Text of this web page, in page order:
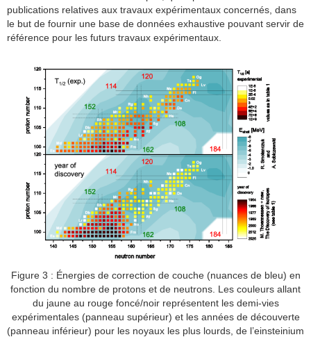
publications relatives aux travaux expérimentaux concernés, dans
le but de fournir une base de données exhaustive pouvant servir de
référence pour les futurs travaux expérimentaux.
Figure 3 : Énergies de correction de couche (nuances de bleu) en
fonction du nombre de protons et de neutrons. Les couleurs allant
du jaune au rouge foncé/noir représentent les demi-vies
expérimentales (panneau supérieur) et les années de découverte
(panneau inférieur) pour les noyaux les plus lourds, de l’einsteinium